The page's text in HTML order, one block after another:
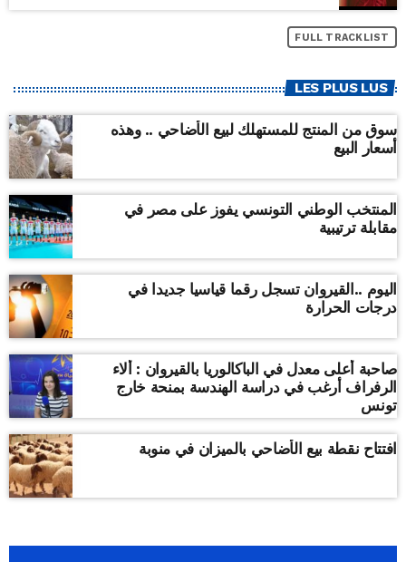
FULL TRACKLIST
LES PLUS LUS
سوق من المنتج للمستهلك لبيع الأضاحي .. وهذه
أسعار البيع
المنتخب الوطني التونسي يفوز على مصر في
مقابلة ترتيبية
اليوم ..القيروان تسجل رقما قياسيا جديدا في
درجات الحرارة
صاحبة أعلى معدل في الباكالوريا بالقيروان : ألاء
الرفراف أرغب في دراسة الهندسة بمنحة خارج
تونس
افتتاح نقطة بيع الأضاحي بالميزان في منوبة